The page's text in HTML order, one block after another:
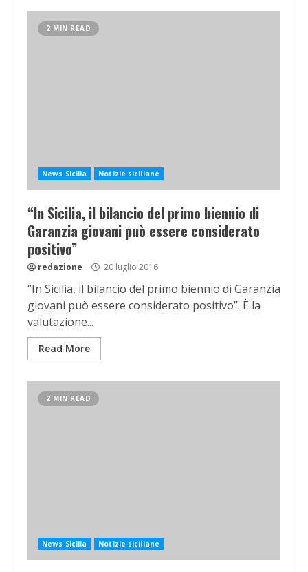
2 MIN READ
News Sicilia Notizie siciliane
“In Sicilia, il bilancio del primo biennio di
Garanzia giovani può essere considerato
positivo”
redazione 20 luglio 2016
“In Sicilia, il bilancio del primo biennio di Garanzia
giovani può essere considerato positivo”. È la
valutazione...
Read More
2 MIN READ
News Sicilia Notizie siciliane